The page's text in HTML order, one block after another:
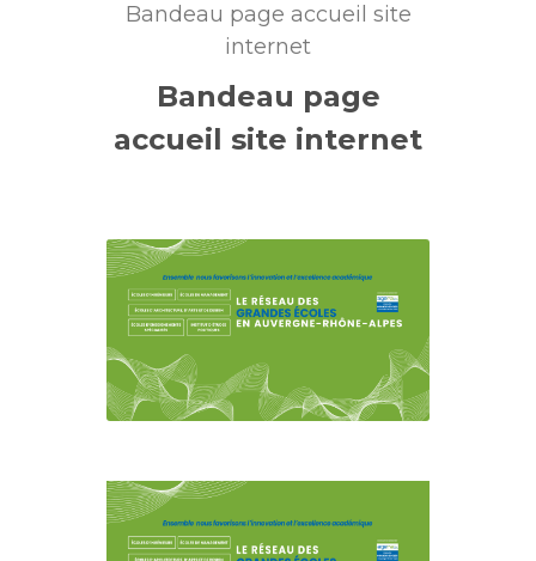
Bandeau page accueil site
internet
Bandeau page
accueil site internet